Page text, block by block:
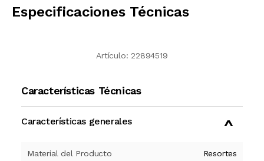
Especificaciones Técnicas
Artículo: 22894519
Características Técnicas
Características generales
Material del Producto Resortes